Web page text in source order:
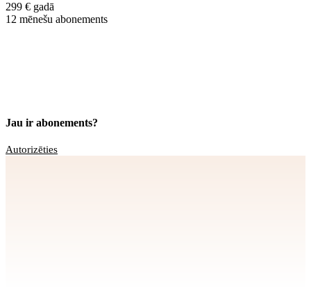
299 € gadā
12 mēnešu abonements
Jau ir abonements?
Autorizēties